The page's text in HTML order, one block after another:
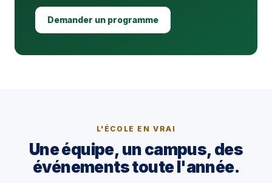
Demander un programme
L'ÉCOLE EN VRAI
Une équipe, un campus, des
événements toute l'année.